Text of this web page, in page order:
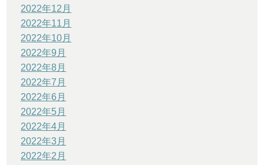
2022年12月
2022年11月
2022年10月
2022年9月
2022年8月
2022年7月
2022年6月
2022年5月
2022年4月
2022年3月
2022年2月